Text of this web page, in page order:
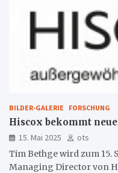
BILDER-GALERIE FORSCHUNG
Hiscox bekommt
15. Mai 2025
ots
Tim Bethge wird zum 15.
Managing Director von